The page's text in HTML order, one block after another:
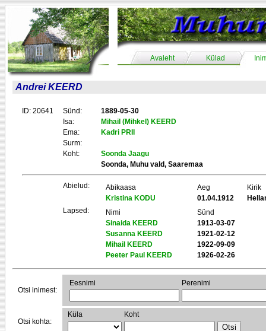
Avaleht Külad
Andrei KEERD
ID: 20641 Sünd:
1889-05-30
Isa:
Mihail (Mihkel) KEERD
Ema:
Kadri PRII
Surm:
Koht:
Soonda Jaagu
Soonda, Muhu vald, Saaremaa
Abielud: Abikaasa Aeg
Kirik
Kristina KODU
01.04.1912
Lapsed:
Nimi
Sünd
Sinaida KEERD
1913-03-07
Susanna KEERD
1921-02-12
Mihail KEERD
1922-09-09
Peeter Paul KEERD
1926-02-26
Otsi inimest:
Eesnimi Perenimi
Otsi kohta:
Küla Koht